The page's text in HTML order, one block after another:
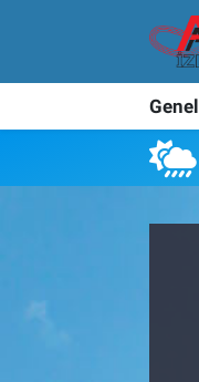
Genel